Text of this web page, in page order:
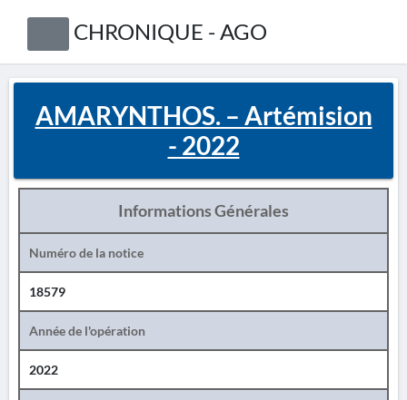
CHRONIQUE - AGO
AMARYNTHOS. – Artémision
- 2022
Informations Générales
Numéro de la notice
18579
Année de l'opération
2022